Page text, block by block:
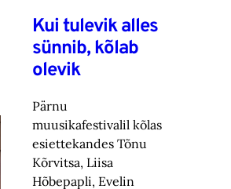
Kui tulevik alles
sünnib, kõlab
olevik
Pärnu
muusikafestivalil kõlas
esiettekandes Tõnu
Kõrvitsa, Liisa
Hõbepapli, Evelin